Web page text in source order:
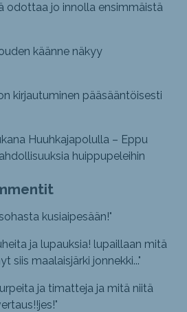
odottaa jo innolla ensimmäistä
käänne näkyy
kirjautuminen pääsääntöisesti
Huuhkajapolulla – Eppu
huippupeleihin
kusiaipesään!"
ja lupauksia! lupaillaan mitä
siis maalaisjärki jonnekki..."
ja timatteja ja mitä niitä
"